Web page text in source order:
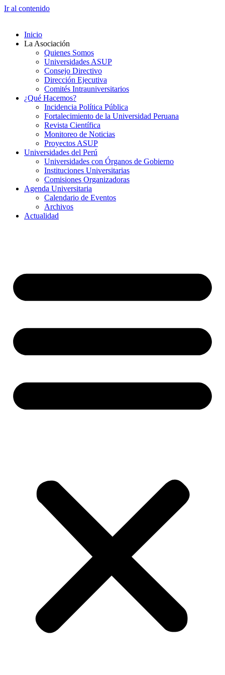
Ir al contenido
Inicio
La Asociación
Quienes Somos
Universidades ASUP
Consejo Directivo
Dirección Ejecutiva
Comités Intrauniversitarios
¿Qué Hacemos?
Incidencia Política Pública
Fortalecimiento de la Universidad Peruana
Revista Científica
Monitoreo de Noticias
Proyectos ASUP
Universidades del Perú
Universidades con Órganos de Gobierno
Instituciones Universitarias
Comisiones Organizadoras
Agenda Universitaria
Calendario de Eventos
Archivos
Actualidad